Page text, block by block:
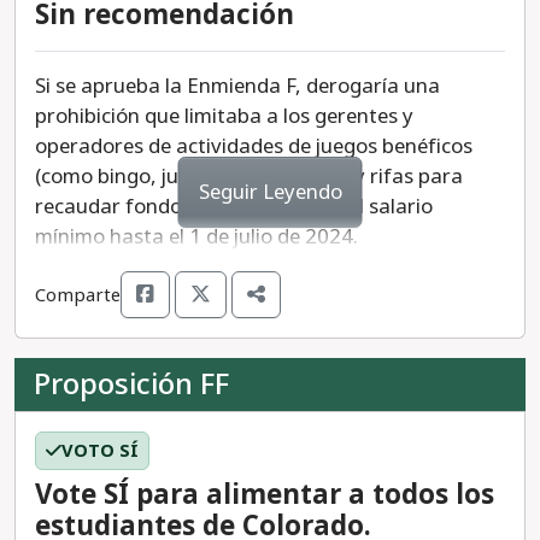
Sin recomendación
Si se aprueba la Enmienda F, derogaría una
prohibición que limitaba a los gerentes y
operadores de actividades de juegos benéficos
(como bingo, juegos con lengüeta y rifas para
recaudar fondos) de ganar más del salario
mínimo hasta el 1 de julio de 2024.
Anteriormente, las organizaciones tenían que
existir durante más tiempo para obtener su
licencia de juego caritativo, que a menudo se usa
para recaudar fondos para la organización.
Esta enmienda también permitiría a los
legisladores estatales y a la legislatura
determinar cuánto tiempo debe existir una
organización antes de obtener una licencia de
Seguir Leyendo
Comparte
Proposición FF
VOTO SÍ
Vote SÍ para alimentar a todos los
estudiantes de Colorado.